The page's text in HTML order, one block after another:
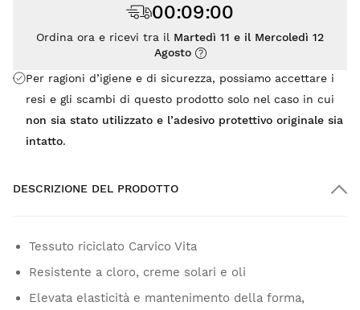
Per ragioni d’igiene e di sicurezza, possiamo accettare i
resi e gli scambi di questo prodotto solo nel caso in cui
non sia stato utilizzato e l’adesivo protettivo originale sia
intatto.
00:09:00
Ordina ora e ricevi tra il Martedì 11 e il Mercoledì 12
Agosto
DESCRIZIONE DEL PRODOTTO
Tessuto riciclato Carvico Vita
Resistente a cloro, creme solari e oli
Elevata elasticità e mantenimento della forma,